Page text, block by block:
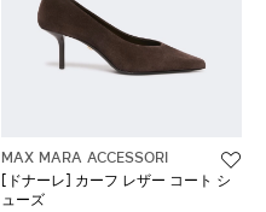
MAX MARA ACCESSORI
[ドナーレ] カーフ レザー コート シ
ューズ